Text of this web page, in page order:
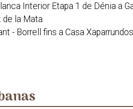
Miquel Arcàngel
Calvari de Gata
Interior Etapa 1 de Dénia a
de la Mata
- Borrell fins a Casa Xaparrundos